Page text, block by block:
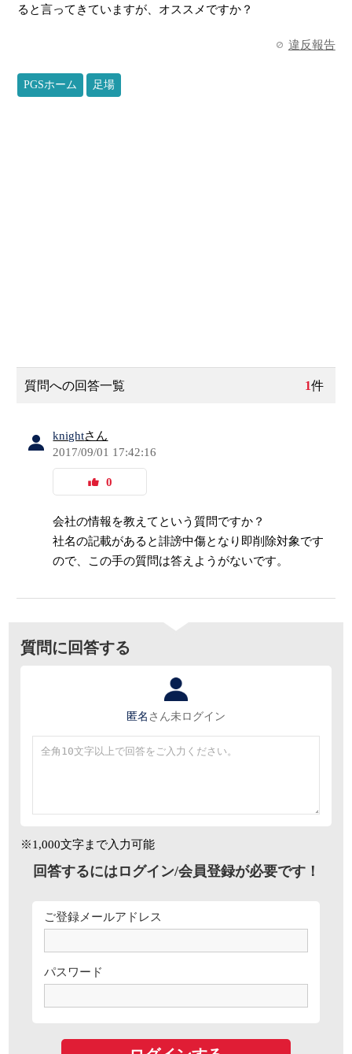
ると言ってきていますが、オススメですか？
違反報告
PGSホーム 足場
質問への回答一覧 1件
knightさん
2017/09/01 17:42:16
0
会社の情報を教えてという質問ですか？
社名の記載があると誹謗中傷となり即削除対象です
ので、この手の質問は答えようがないです。
質問に回答する
匿名 さん未ログイン
※1,000文字まで入力可能
回答するにはログイン/会員登録が必要です！
ご登録メールアドレス
パスワード